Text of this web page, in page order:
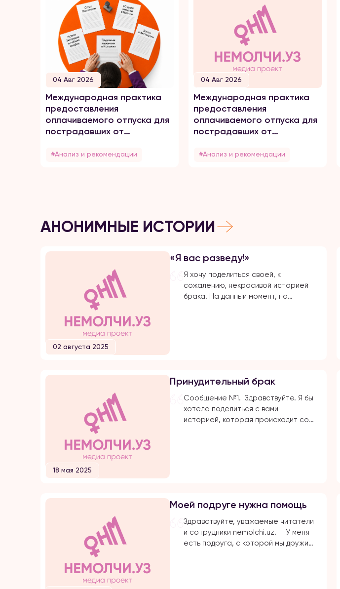
04 Авг 2026
Международная практика
предоставления
оплачиваемого отпуска для
пострадавших от
#Анализ и рекомендации
04 Авг 2026
Международная практика
предоставления
оплачиваемого отпуска для
пострадавших от
#Анализ и рекомендации
АНОНИМНЫЕ ИСТОРИИ
02 августа 2025
«Я вас разведу!»
Я хочу поделиться своей, к
сожалению, некрасивой историей
брака. На данный момент, на
затем мы встречались почти 5 лет и
он мне сделал предложение. Мы […]
18 мая 2025
Принудительный брак
Сообщение №1. Здравствуйте. Я бы
хотела поделиться с вами
историей, которая происходит со
родственники. Эта женщина
расхвалила меня той семье, […]
Моей подруге нужна помощь
Здравствуйте, уважаемые читатели
и сотрудники nemolchi.uz. ⠀ У меня
есть подруга, с которой мы дружим